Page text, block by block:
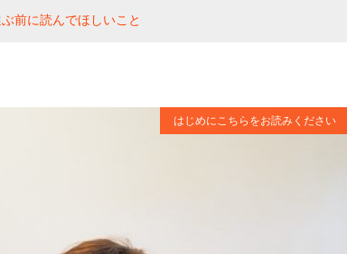
ぶ前に読んでほしいこと
はじめにこちらをお読みください